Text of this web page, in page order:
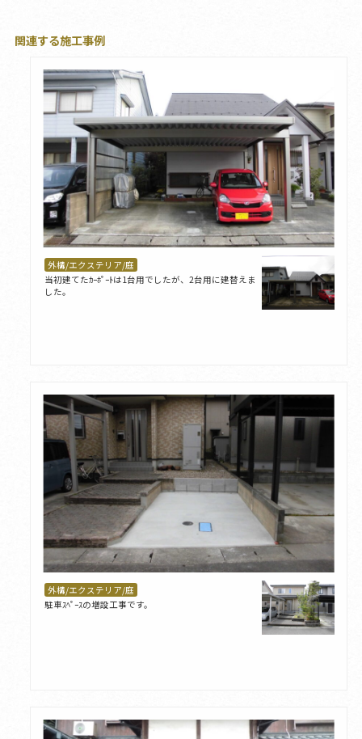
関連する施工事例
外構/エクステリア/庭
当初建てたｶｰﾎﾟｰﾄは1台用でしたが、2台用に建替えま
した。
外構/エクステリア/庭
駐車ｽﾍﾟｰｽの増設工事です。